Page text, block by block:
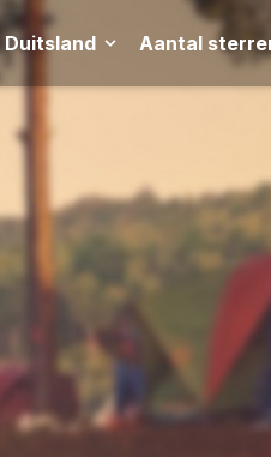
Duitsland Aantal